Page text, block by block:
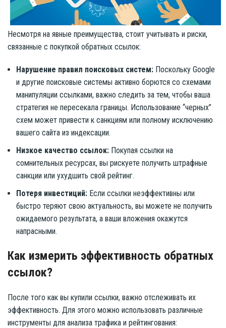
Несмотря на явные преимущества, стоит учитывать и риски,
связанные с покупкой обратных ссылок:
Нарушение правил поисковых систем: Поскольку Google
и другие поисковые системы активно борются со схемами
манипуляции ссылками, важно следить за тем, чтобы ваша
стратегия не пересекала границы. Использование “черных”
схем может привести к санкциям или полному исключению
вашего сайта из индексации.
Низкое качество ссылок: Покупая ссылки на
сомнительных ресурсах, вы рискуете получить штрафные
санкции или ухудшить свой рейтинг.
Потеря инвестиций: Если ссылки неэффективны или
быстро теряют свою актуальность, вы можете не получить
ожидаемого результата, а ваши вложения окажутся
напрасными.
Как измерить эффективность обратных
ссылок?
После того как вы купили ссылки, важно отслеживать их
эффективность. Для этого можно использовать различные
инструменты для анализа трафика и рейтингования: